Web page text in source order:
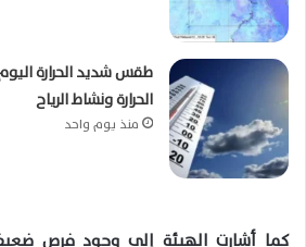
طقس شديد الحرارة
الحرارة ونشاط الرياح
منذ يوم واحد
كما أشارت الهيئة إلى وجود فرص